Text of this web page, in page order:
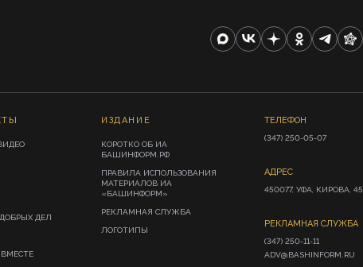
ДЕЛ
ВМЕСТЕ
ИЗДАНИЕ
КОРОТКО ОБ ИА
БАШИНФОРМ.РФ
ПРАВИЛА ИСПОЛЬЗОВАНИЯ
МАТЕРИАЛОВ ИА
«БАШИНФОРМ»
РЕКЛАМНАЯ СЛУЖБА
ЛОГОТИПЫ
ТЕЛЕФОН
(347) 250-05-07
АДРЕС
450077, УФА, КИРОВА, 45
РЕКЛАМНАЯ СЛУЖБА
(347) 250-11-11
ADV@BASHINFORM.RU